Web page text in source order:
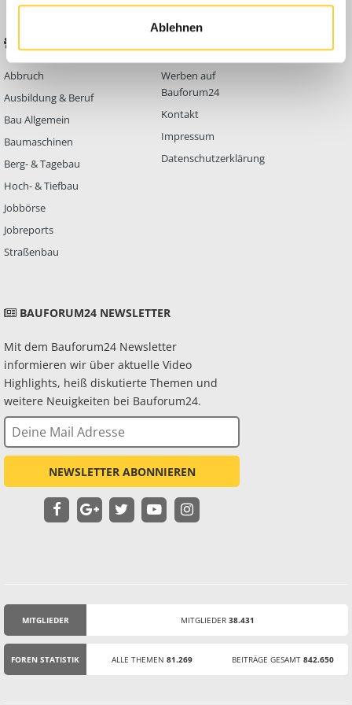
Ablehnen
Abbruch
Ausbildung & Beruf
Bau Allgemein
Baumaschinen
Berg- & Tagebau
Hoch- & Tiefbau
Jobbörse
Jobreports
Straßenbau
Werben auf
Bauforum24
Kontakt
Impressum
Datenschutzerklärung
BAUFORUM24 NEWSLETTER
Mit dem Bauforum24 Newsletter
informieren wir über aktuelle Video
Highlights, heiß diskutierte Themen und
weitere Neuigkeiten bei Bauforum24.
NEWSLETTER ABONNIEREN
MITGLIEDER MITGLIEDER 38.431
FOREN STATISTIK ALLE THEMEN 81.269 BEITRÄGE GESAMT 842.650